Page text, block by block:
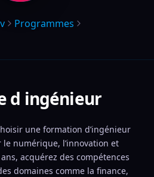
Programmes
d ingénieur
une formation d’ingénieur
numérique, l’innovation et
acquérez des compétences
domaines comme la finance,